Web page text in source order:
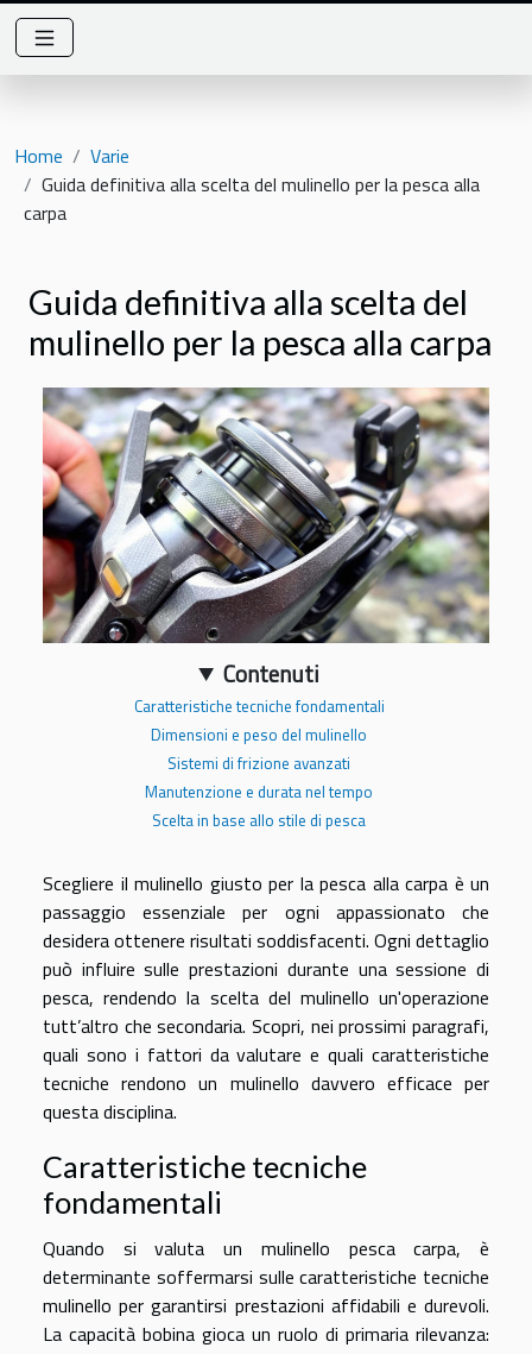
Home
Varie
Guida definitiva alla scelta del mulinello per la pesca alla
carpa
Guida definitiva alla scelta del
mulinello per la pesca alla carpa
Contenuti
Caratteristiche tecniche fondamentali
Dimensioni e peso del mulinello
Sistemi di frizione avanzati
Manutenzione e durata nel tempo
Scelta in base allo stile di pesca
Scegliere il mulinello giusto per la pesca alla carpa è un
passaggio essenziale per ogni appassionato che
desidera ottenere risultati soddisfacenti. Ogni dettaglio
può influire sulle prestazioni durante una sessione di
pesca, rendendo la scelta del mulinello un'operazione
tutt’altro che secondaria. Scopri, nei prossimi paragrafi,
quali sono i fattori da valutare e quali caratteristiche
tecniche rendono un mulinello davvero efficace per
questa disciplina.
Caratteristiche tecniche
fondamentali
Quando si valuta un mulinello pesca carpa, è
determinante soffermarsi sulle caratteristiche tecniche
mulinello per garantirsi prestazioni affidabili e durevoli.
La capacità bobina gioca un ruolo di primaria rilevanza: